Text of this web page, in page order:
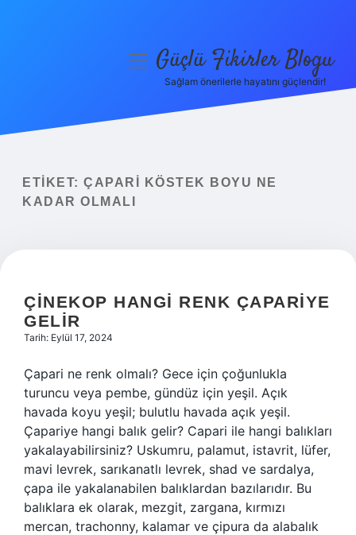
Yasal Uyarı
menüyüGüçlü Fikirler Blogu
Sağlam önerilerle hayatını güçlendir!
ETIKET: ÇAPARI KÖSTEK BOYU NE
KADAR OLMALI
ÇINEKOP HANGI RENK ÇAPARIYE
GELIR
Tarih: Eylül 17, 2024
Çapari ne renk olmalı? Gece için çoğunlukla
turuncu veya pembe, gündüz için yeşil. Açık
havada koyu yeşil; bulutlu havada açık yeşil.
Çapariye hangi balık gelir? Capari ile hangi balıkları
yakalayabilirsiniz? Uskumru, palamut, istavrit, lüfer,
mavi levrek, sarıkanatlı levrek, shad ve sardalya,
çapa ile yakalanabilen balıklardan bazılarıdır. Bu
balıklara ek olarak, mezgit, zargana, kırmızı
mercan, trachonny, kalamar ve çipura da alabalık